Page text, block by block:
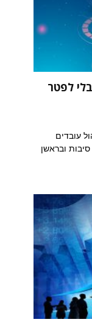
5 דרכים לטיפול בגיוס שגוי בעזרת AI בלי לפטר
עובדים
ובראשן